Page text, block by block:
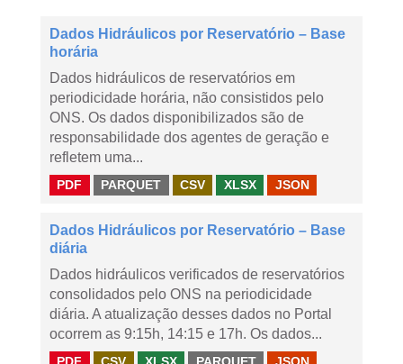
Dados Hidráulicos por Reservatório – Base
horária
Dados hidráulicos de reservatórios em
periodicidade horária, não consistidos pelo
ONS. Os dados disponibilizados são de
responsabilidade dos agentes de geração e
refletem uma...
PDF PARQUET CSV XLSX JSON
Dados Hidráulicos por Reservatório – Base
diária
Dados hidráulicos verificados de reservatórios
consolidados pelo ONS na periodicidade
diária. A atualização desses dados no Portal
ocorrem as 9:15h, 14:15 e 17h. Os dados...